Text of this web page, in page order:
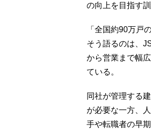
の向上を目指す
「全国約90万戸
そう語るのは、
から営業まで幅
ている。
同社が管理する
が必要な一方、
手や転職者の早